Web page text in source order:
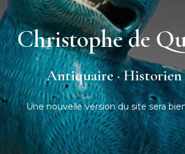
Christophe de
Antiquaire · Historien
Une nouvelle version du site sera